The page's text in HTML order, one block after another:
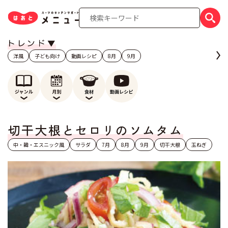
洋風 子ども向け 動画レシピ 8月 9月
切干大根とセロリのソムタム
中・韓・エスニック風 サラダ 7月 8月 9月 切干大根 玉ねぎ